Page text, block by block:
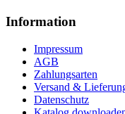
Information
Impressum
AGB
Zahlungsarten
Versand &
Datenschutz